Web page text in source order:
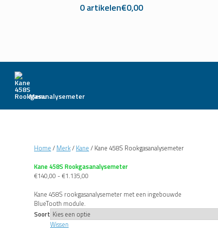
0 artikelen€0,00
Menu
Home / Merk/ Kane / Kane 458S Rookgasanalysemeter
Kane 458S Rookgasanalysemeter
€140,00 - €1.135,00
tot
Kane 458S rookgasanalysemeter met een ingebouwde
BlueTooth module.
Soort
Wissen